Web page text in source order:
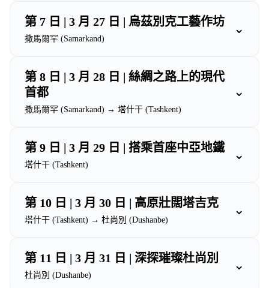
第 7 日 | 3 月 27 日 | 烏茲別克工藝作坊
撒馬爾罕 (Samarkand)
⌄
第 8 日 | 3 月 28 日 | 絲綢之路上的現代
首都
撒馬爾罕 (Samarkand) → 塔什干 (Tashkent)
⌄
第 9 日 | 3 月 29 日 | 搭乘首座中亞地鐵
塔什干 (Tashkent)
⌄
第 10 日 | 3 月 30 日 | 高原壯闊塔吉克
塔什干 (Tashkent) → 杜尚別 (Dushanbe)
⌄
第 11 日 | 3 月 31 日 | 深探璀璨杜尚別
杜尚別 (Dushanbe)
⌄